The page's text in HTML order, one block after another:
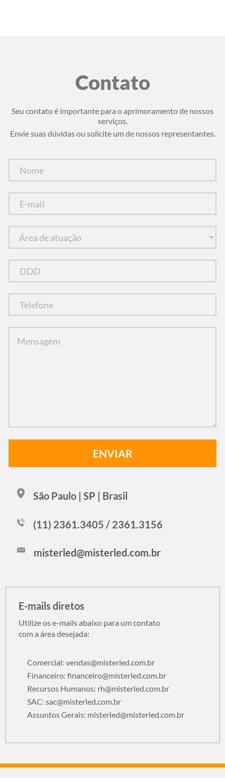
Contato
Seu contato é importante para o aprimoramento de nossos
serviços.
Envie suas dúvidas ou solicite um de nossos representantes.
São Paulo | SP | Brasil
(11) 2361.3405 / 2361.3156
misterled@misterled.com.br
E-mails diretos
Utilize os e-mails abaixo para um contato
com a área desejada:
Comercial: vendas@misterled.com.br
Financeiro: financeiro@misterled.com.br
Recursos Humanos: rh@misterled.com.br
SAC: sac@misterled.com.br
Assuntos Gerais: misterled@misterled.com.br